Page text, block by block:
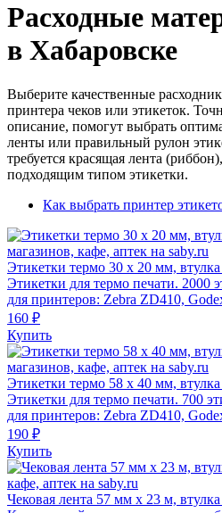
Расходные
в Хабаровске
Выберите качественные
принтера чеков или этикеток.
описание, помогут выбрать
ленты или правильный рулон
требуется красящая лента
подходящим типом этикетки.
Как выбрать принтер
Этикетки термо 30 х 20 мм,
Этикетки для термо печати. 2000
для принтеров: Zebra ZD410,
160 ₽
Купить
Этикетки термо 58 х 40 мм,
Этикетки для термо печати. 700
для принтеров: Zebra ZD410,
190 ₽
Купить
Чековая лента 57 мм x 23 м,